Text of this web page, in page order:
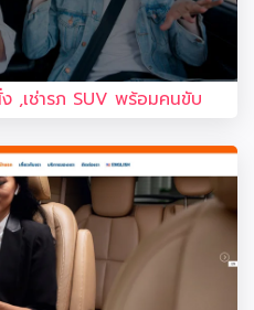
,เช่ารภ SUV พร้อมคนขับ